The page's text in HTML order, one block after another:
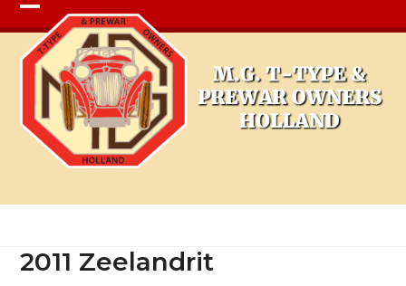
Open
mobile
menu
Close
mobile
menu
2011 Zeelandrit